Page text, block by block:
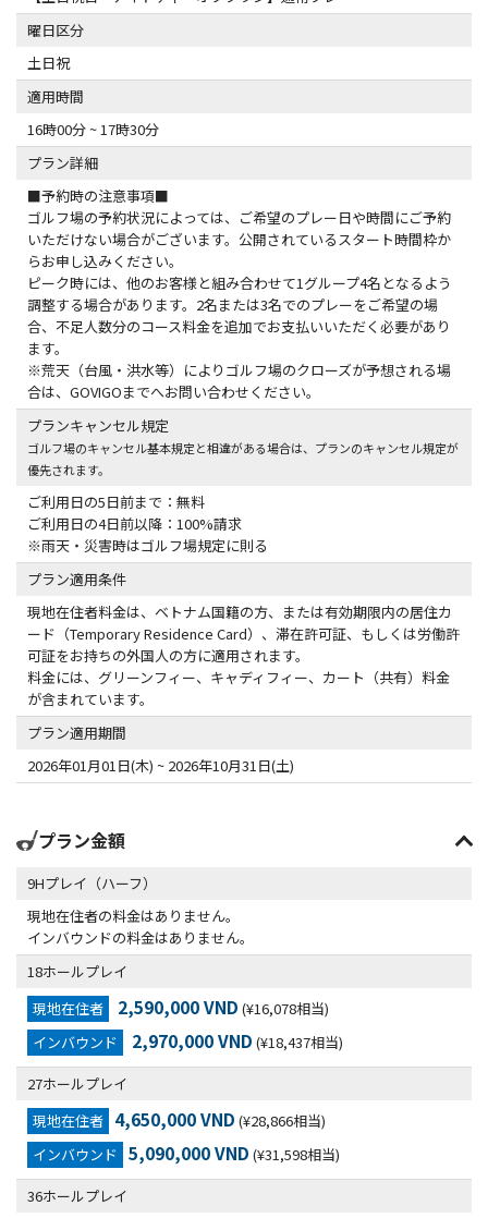
曜日区分
土日祝
適用時間
16時00分 ~ 17時30分
プラン詳細
■予約時の注意事項■
ゴルフ場の予約状況によっては、ご希望のプレー日や時間にご予約
いただけない場合がございます。公開されているスタート時間枠か
らお申し込みください。
ピーク時には、他のお客様と組み合わせて1グループ4名となるよう
調整する場合があります。2名または3名でのプレーをご希望の場
合、不足人数分のコース料金を追加でお支払いいただく必要があり
ます。
※荒天（台風・洪水等）によりゴルフ場のクローズが予想される場
合は、GOVIGOまでへお問い合わせください。
プランキャンセル規定
ゴルフ場のキャンセル基本規定と相違がある場合は、プランのキャンセル規定が
優先されます。
ご利用日の5日前まで：無料
ご利用日の4日前以降：100%請求
※雨天・災害時はゴルフ場規定に則る
プラン適用条件
現地在住者料金は、ベトナム国籍の方、または有効期限内の居住カ
ード（Temporary Residence Card）、滞在許可証、もしくは労働許
可証をお持ちの外国人の方に適用されます。
料金には、グリーンフィー、キャディフィー、カート（共有）料金
が含まれています。
プラン適用期間
2026年01月01日(木) ~ 2026年10月31日(土)
プラン金額
9Hプレイ（ハーフ）
現地在住者の料金はありません。
インバウンドの料金はありません。
18ホールプレイ
現地在住者
2,590,000 VND (¥16,078相当)
インバウンド
2,970,000 VND (¥18,437相当)
27ホールプレイ
現地在住者 4,650,000 VND (¥28,866相当)
インバウンド
5,090,000 VND (¥31,598相当)
36ホールプレイ